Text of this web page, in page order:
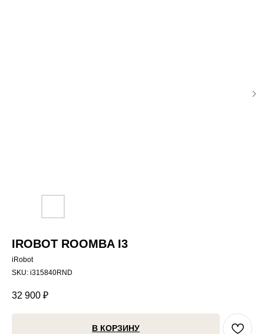
IROBOT ROOMBA I3
iRobot
SKU: i315840RND
32 900 ₽
В КОРЗИНУ